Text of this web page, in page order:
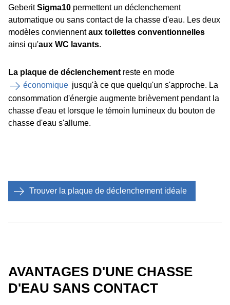
GeberitSigma10 permettent un déclenchement
automatique ou sans contact de la chasse d'eau. Les deux
modèles conviennentaux toilettes conventionnelles
ainsi qu'aux WC lavants.
La plaque de déclenchement reste en mode
économique jusqu'à ce que quelqu'un s'approche. La
consommation d'énergie augmente brièvement pendant la
chasse d'eau et lorsque le témoin lumineux du bouton de
chasse d'eau s'allume.
Trouver la plaque de déclenchement idéale
AVANTAGES D'UNE CHASSE
D'EAU SANS CONTACT